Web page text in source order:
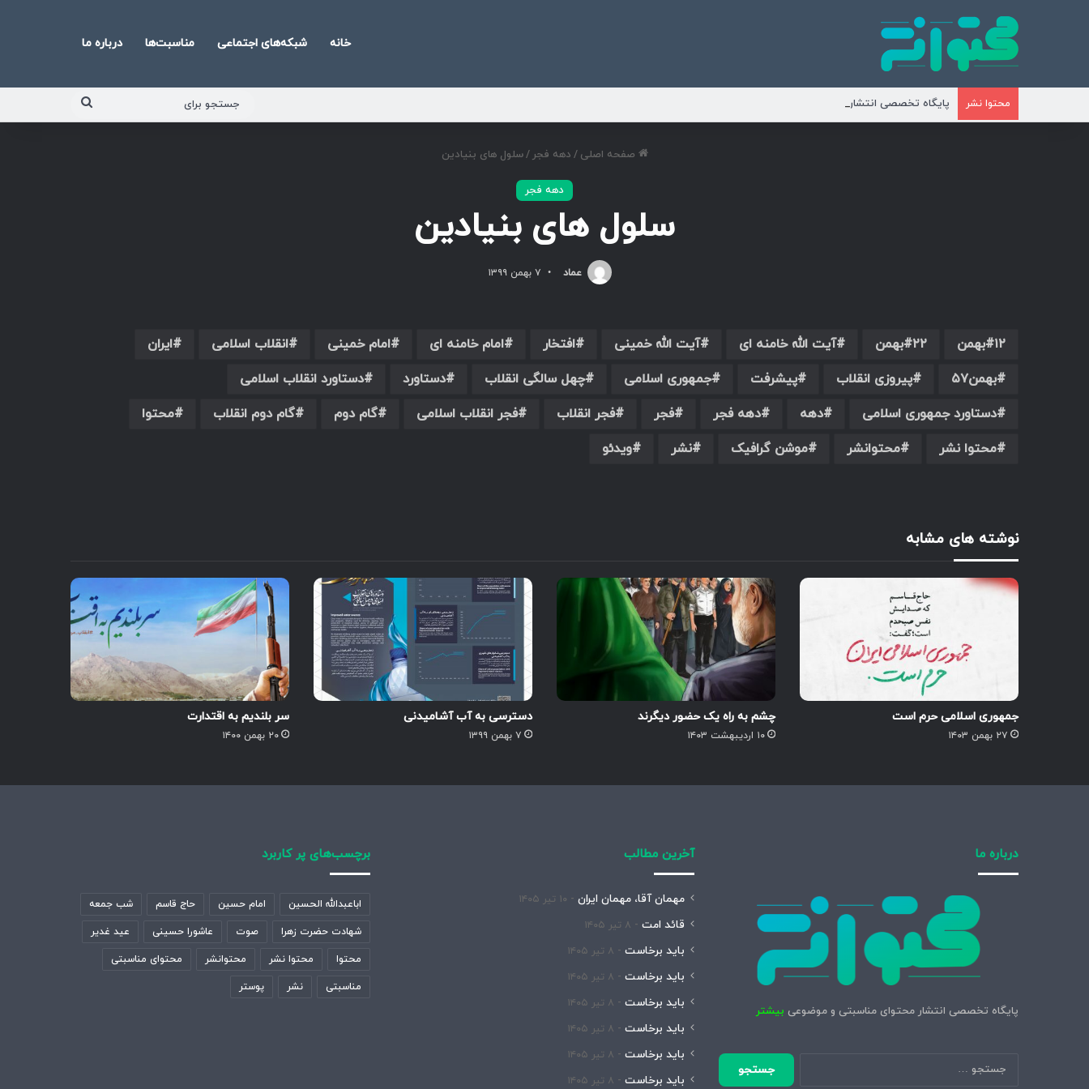
خانه شبکه‌های اجتماعی مناسبت‌ها درباره ما
محتوا نشر پایگاه تخصصی انتشار محتوای مناسبتی و موضوعی
صفحه اصلی / دهه فجر /سلول های بنیادین
دهه فجر
سلول های بنیادین
عماد ۷ بهمن ۱۳۹۹
۱۲بهمن ۲۲بهمن آیت الله خامنه ای آیت الله خمینی افتخار امام خامنه ای امام خمینی انقلاب اسلامی
ایران
بهمن۵۷
پیروزی انقلاب پیشرفت جمهوری اسلامی چهل سالگی انقلاب دستاورد
دستاورد انقلاب اسلامی
دستاورد جمهوری اسلامی
دهه دهه فجر فجر فجر انقلاب فجر انقلاب اسلامی گام دوم گام دوم انقلاب
محتوا
محتوا نشر
محتوانشر موشن گرافیک نشر ویدئو
نوشته های مشابه
جمهوری اسلامی حرم‌ است
۲۷ بهمن ۱۴۰۳
چشم به راه یک حضور دیگرند
۱۰ اردیبهشت ۱۴۰۳
دسترسی به آب آشامیدنی
۷ بهمن ۱۳۹۹
سر بلندیم به اقتدارت
۲۰ بهمن ۱۴۰۰
درباره ما
پایگاه تخصصی انتشار محتوای مناسبتی و موضوعی بیشتر
جستجو
برای:
آخرین مطالب
مهمان آقا، مهمان ایران ۱۰ تیر ۱۴۰۵
قائد امت ۸ تیر ۱۴۰۵
باید برخاست ۸ تیر ۱۴۰۵
باید برخاست ۸ تیر ۱۴۰۵
باید برخاست ۸ تیر ۱۴۰۵
باید برخاست ۸ تیر ۱۴۰۵
باید برخاست ۸ تیر ۱۴۰۵
باید برخاست ۸ تیر ۱۴۰۵
برچسب‌های پر کاربرد
اباعبدالله الحسین امام حسین حاج قاسم شب جمعه
شهادت حضرت زهرا صوت عاشورا حسینی عید غدیر
محتوا محتوا نشر محتوانشر محتوای مناسبتی
مناسبتی نشر پوستر